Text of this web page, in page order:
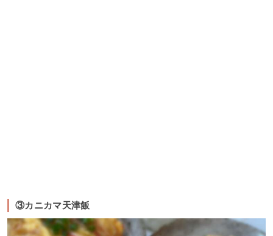
③カニカマ天津飯